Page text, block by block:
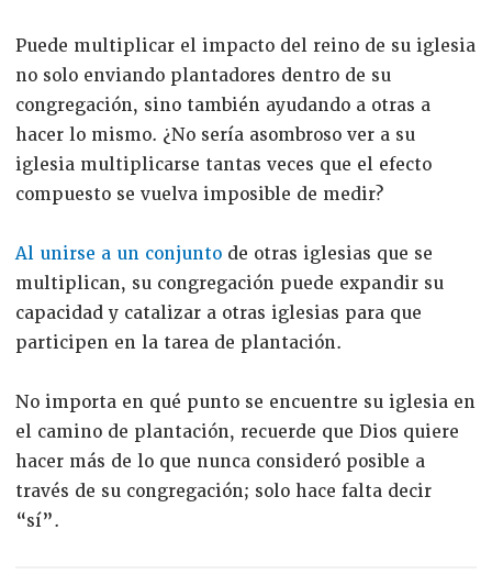
Puede multiplicar el impacto del reino de su iglesia
no solo enviando plantadores dentro de su
congregación, sino también ayudando a otras a
hacer lo mismo. ¿No sería asombroso ver a su
iglesia multiplicarse tantas veces que el efecto
compuesto se vuelva imposible de medir?
Al unirse a un conjuntode otras iglesias que se
multiplican, su congregación puede expandir su
capacidad y catalizar a otras iglesias para que
participen en la tarea de plantación.
No importa en qué punto se encuentre su iglesia en
el camino de plantación, recuerde que Dios quiere
hacer más de lo que nunca consideró posible a
través de su congregación; solo hace falta decir
“sí”.